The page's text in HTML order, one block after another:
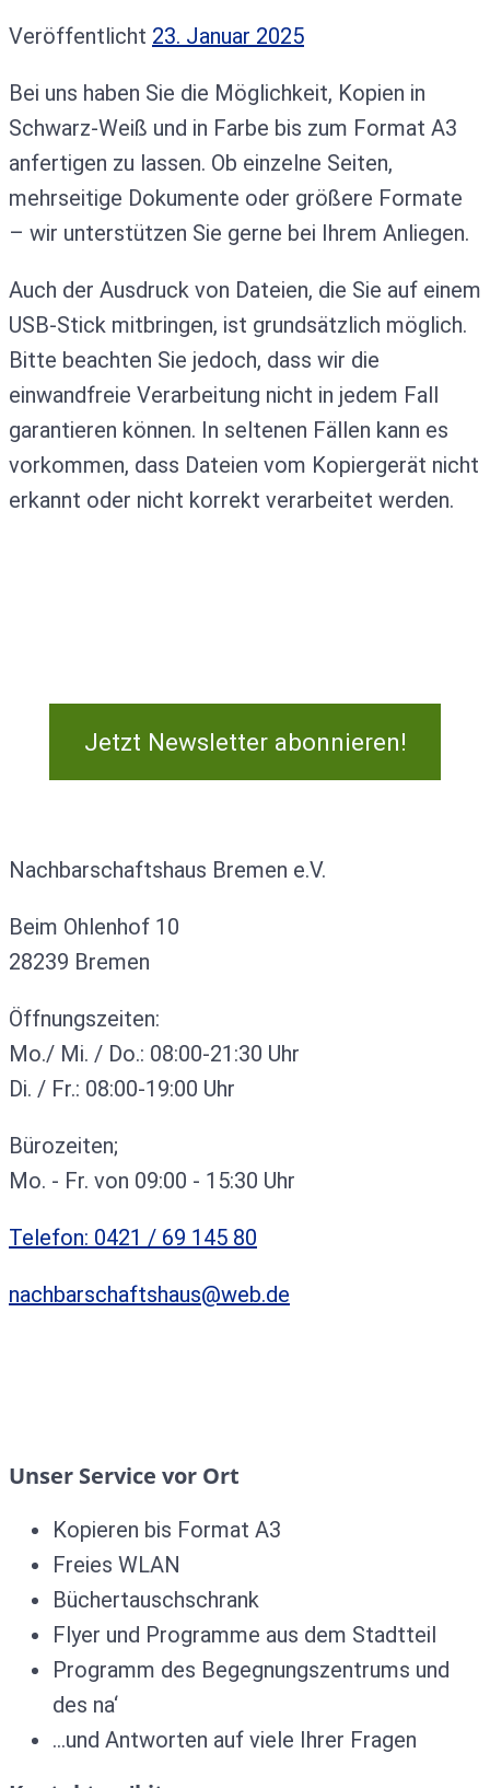
Veröffentlicht 23. Januar 2025
Bei uns haben Sie die Möglichkeit, Kopien in
Schwarz-Weiß und in Farbe bis zum Format A3
anfertigen zu lassen. Ob einzelne Seiten,
mehrseitige Dokumente oder größere Formate
– wir unterstützen Sie gerne bei Ihrem Anliegen.
Auch der Ausdruck von Dateien, die Sie auf einem
USB-Stick mitbringen, ist grundsätzlich möglich.
Bitte beachten Sie jedoch, dass wir die
einwandfreie Verarbeitung nicht in jedem Fall
garantieren können. In seltenen Fällen kann es
vorkommen, dass Dateien vom Kopiergerät nicht
erkannt oder nicht korrekt verarbeitet werden.
Jetzt Newsletter abonnieren!
Nachbarschaftshaus Bremen e.V.
Beim Ohlenhof 10
28239 Bremen
Öffnungszeiten:
Mo./ Mi. / Do.: 08:00-21:30 Uhr
Di. / Fr.: 08:00-19:00 Uhr
Bürozeiten;
Mo. - Fr. von 09:00 - 15:30 Uhr
Telefon: 0421 / 69 145 80
nachbarschaftshaus@web.de
Unser Service vor Ort
Kopieren bis Format A3
Freies WLAN
Büchertauschschrank
Flyer und Programme aus dem Stadtteil
Programm des Begegnungszentrums und
des na‘
…und Antworten auf viele Ihrer Fragen